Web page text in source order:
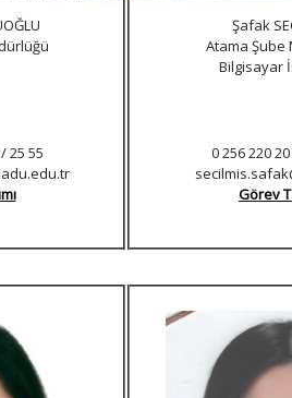
25 55
Şafak
Atama Şube
Bilgisayar
0 256 220
Görev